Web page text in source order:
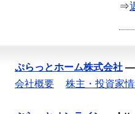
⇒
ぷらっとホーム株式会社 —
会社概要
株主・投資家